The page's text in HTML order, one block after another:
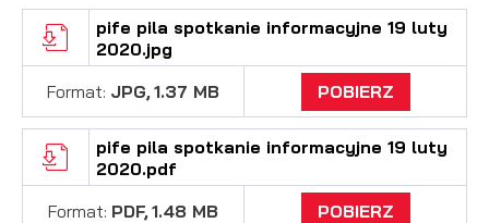
pife pila spotkanie informacyjne 19 luty
2020.jpg
Format: JPG,1.37 MB POBIERZ
pife pila spotkanie informacyjne 19 luty
2020.pdf
Format: PDF,1.48 MB POBIERZ